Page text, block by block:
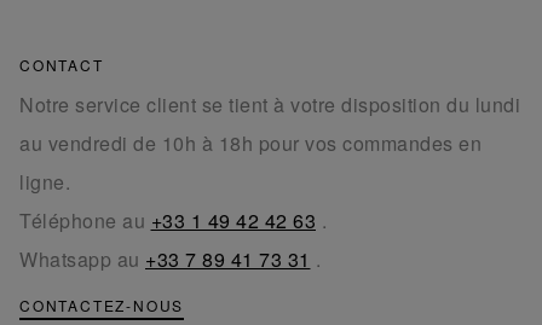
CONTACT
Notre service client se tient à votre disposition du lundi
au vendredi de 10h à 18h pour vos commandes en
ligne.
Téléphone au +33 1 49 42 42 63 .
Whatsapp au +33 7 89 41 73 31 .
CONTACTEZ-NOUS